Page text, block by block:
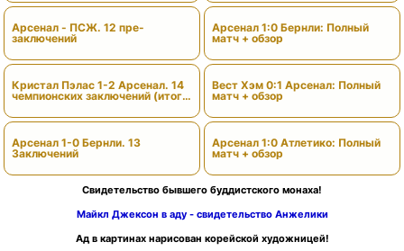
Арсенал - ПСЖ. 12 пре-
заключений
Кристал Пэлас 1-2 Арсенал. 14
чемпионских заключений (итоги
Арсенал 1-0 Бернли. 13
Заключений
Арсенал 1:0 Бернли: Полный
матч + обзор
Вест Хэм 0:1 Арсенал: Полный
матч + обзор
Арсенал 1:0 Атлетико: Полный
матч + обзор
Свидетельство бывшего буддистского монаха!
Майкл Джексон в аду - свидетельство Анжелики
Ад в картинах нарисован корейской художницей!